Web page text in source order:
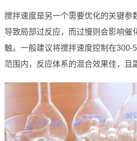
搅拌速度是另一个需要优化的关键参
导致局部过反应，而过慢则会影响催
触。一般建议将搅拌速度控制在300-
范围内，反应体系的混合效果佳，且